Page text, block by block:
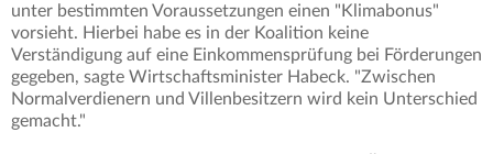
unter bestimmten Voraussetzungen einen "Klimabonus"
vorsieht. Hierbei habe es in der Koalition keine
Verständigung auf eine Einkommensprüfung bei Förderungen
gegeben, sagte Wirtschaftsminister Habeck. "Zwischen
Normalverdienern und Villenbesitzern wird kein Unterschied
gemacht."